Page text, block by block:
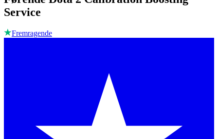
Service
Fremragende